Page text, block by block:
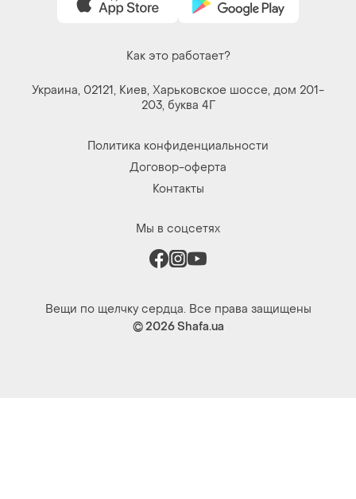
Как это работает?
Украина, 02121, Киев, Харьковское шоссе, дом 201-
203, буква 4Г
Политика конфиденциальности
Договор-оферта
Контакты
Мы в соцсетях
Вещи по щелчку сердца. Все права защищены
© 2026Shafa.ua